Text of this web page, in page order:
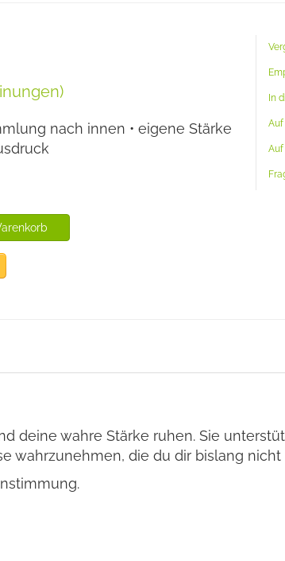
nach innen • eigene Stärke
In
deine wahre Stärke ruhen. Sie
wahrzunehmen, die du dir bislang nicht